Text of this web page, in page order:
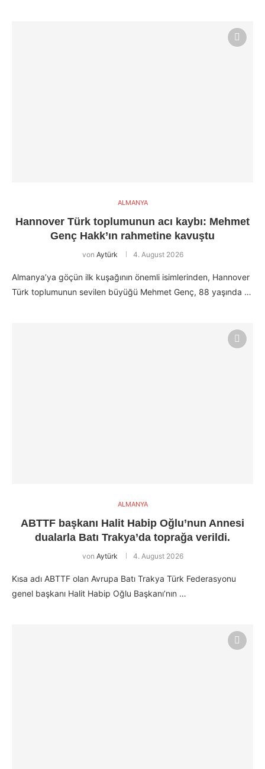
ALMANYA
Hannover Türk toplumunun acı kaybı: Mehmet
Genç Hakk’ın rahmetine kavuştu
von Aytürk 4. August 2026
Almanya’ya göçün ilk kuşağının önemli isimlerinden, Hannover
Türk toplumunun sevilen büyüğü Mehmet Genç, 88 yaşında …
ALMANYA
ABTTF başkanı Halit Habip Oğlu’nun Annesi
dualarla Batı Trakya’da toprağa verildi.
von Aytürk 4. August 2026
Kısa adı ABTTF olan Avrupa Batı Trakya Türk Federasyonu
genel başkanı Halit Habip Oğlu Başkanı’nın …